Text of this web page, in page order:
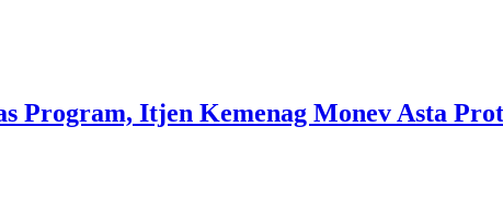
Program, Itjen Kemenag Monev Asta